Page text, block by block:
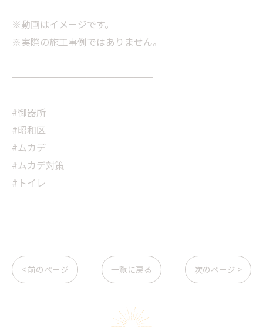
※動画はイメージです。
※実際の施工事例ではありません。
━━━━━━━━━━━━━━━
#御器所
#昭和区
#ムカデ
#ムカデ対策
#トイレ
< 前のページ 一覧に戻る 次のページ >